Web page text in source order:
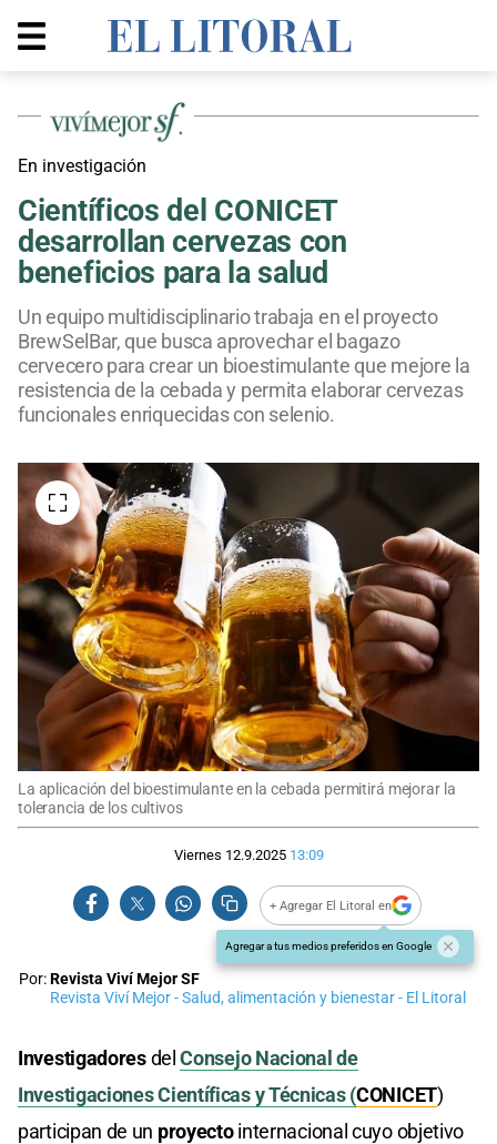
En investigación
Científicos del CONICET
desarrollan cervezas con
beneficios para la salud
Un equipo multidisciplinario trabaja en el proyecto
BrewSelBar, que busca aprovechar el bagazo
cervecero para crear un bioestimulante que mejore la
resistencia de la cebada y permita elaborar cervezas
funcionales enriquecidas con selenio.
La aplicación del bioestimulante en la cebada permitirá mejorar la
tolerancia de los cultivos
Viernes 12.9.2025 13:09
+ Agregar El Litoral en
Agregar a tus medios preferidos en Google
Por:Revista Viví Mejor SF
Revista Viví Mejor - Salud, alimentación y bienestar - El Litoral
InvestigadoresdelConsejo Nacional de
Investigaciones Científicas y Técnicas (CONICET)
participan de un proyectointernacional cuyo objetivo